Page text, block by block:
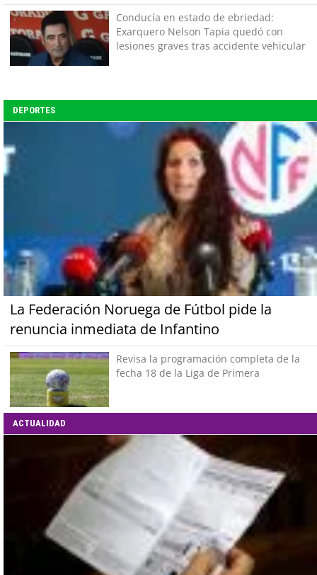
Conducía en estado de ebriedad:
Exarquero Nelson Tapia quedó con
lesiones graves tras accidente vehicular
DEPORTES
La Federación Noruega de Fútbol pide la
renuncia inmediata de Infantino
Revisa la programación completa de la
fecha 18 de la Liga de Primera
ACTUALIDAD